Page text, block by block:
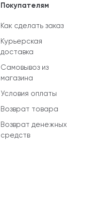
Покупателям
Как сделать заказ
Курьерская
доставка
Самовывоз из
магазина
Условия оплаты
Возврат товара
Возврат денежных
средств